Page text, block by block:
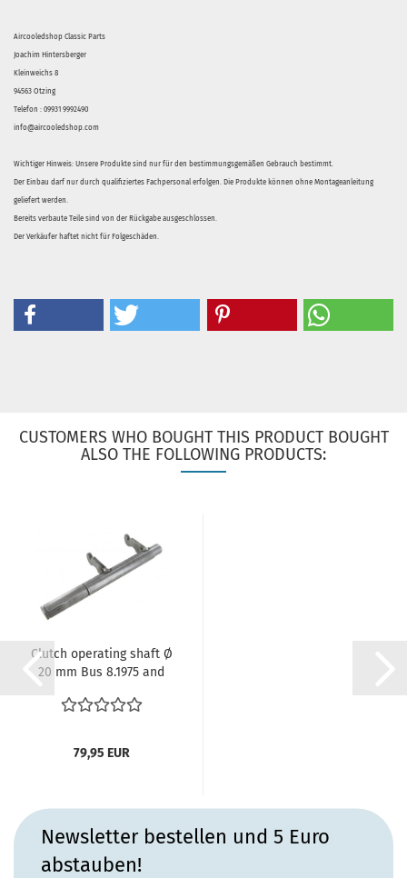
Aircooledshop Classic Parts
Joachim Hintersberger
Kleinweichs 8
94563 Otzing
Telefon : 09931 9992490
info@aircooledshop.com
Wichtiger Hinweis: Unsere Produkte sind nur für den bestimmungsgemäßen Gebrauch bestimmt.
Der Einbau darf nur durch qualifiziertes Fachpersonal erfolgen. Die Produkte können ohne Montageanleitung
geliefert werden.
Bereits verbaute Teile sind von der Rückgabe ausgeschlossen.
Der Verkäufer haftet nicht für Folgeschäden.
CUSTOMERS WHO BOUGHT THIS PRODUCT BOUGHT
ALSO THE FOLLOWING PRODUCTS:
Clutch operating shaft Ø
20 mm Bus 8.1975 and
79,95 EUR
Newsletter bestellen und 5 Euro
abstauben!